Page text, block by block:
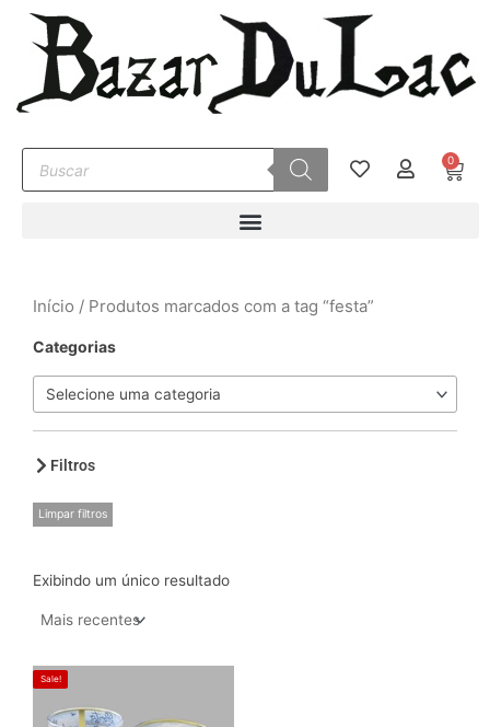
conteúdo
Pesquisar
produtos
0
Início / Produtos marcados com a tag “festa”
Categorias
Selecione uma categoria
Filtros
Limpar filtros
Exibindo um único resultado
Sale!